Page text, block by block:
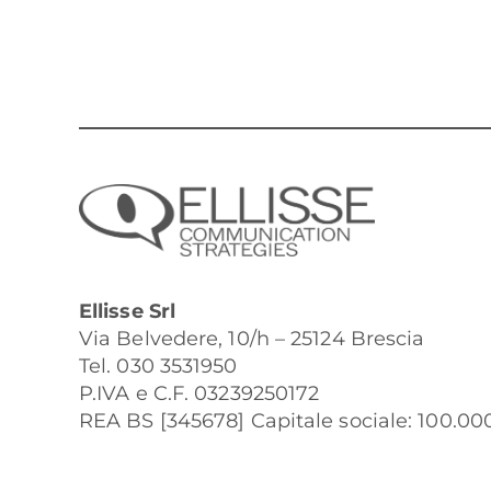
Ellisse Srl
Via Belvedere, 10/h – 25124 Brescia
Tel. 030 3531950
P.IVA e C.F. 03239250172
REA BS [345678] Capitale sociale: